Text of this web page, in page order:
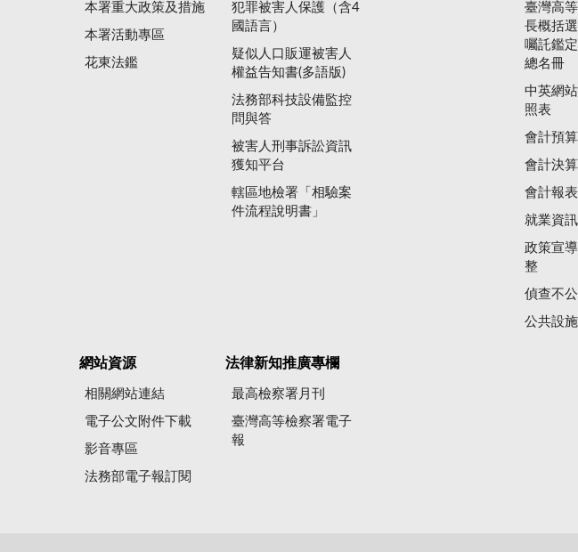
本署重大政策及措施
本署活動專區
花東法鑑
犯罪被害人保護（含4
國語言）
疑似人口販運被害人
權益告知書(多語版)
法務部科技設備監控
問與答
被害人刑事訴訟資訊
獲知平台
轄區地檢署「相驗案
件流程說明書」
臺灣高
長概括
囑託鑑
總名冊
中英網
照表
會計預
會計決
會計報表
就業資訊
政策宣
整
偵查不
公共設
網站資源
相關網站連結
電子公文附件下載
影音專區
法務部電子報訂閱
法律新知推廣專欄
最高檢察署月刊
臺灣高等檢察署電子
報